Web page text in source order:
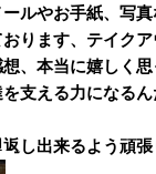
ルやお手紙、写
ります、テイク
、本当に嬉しく思
支える力になる
し出来るよう頑